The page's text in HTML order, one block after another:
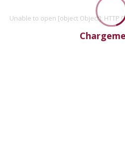
Unable to open [object Object]: HTTP